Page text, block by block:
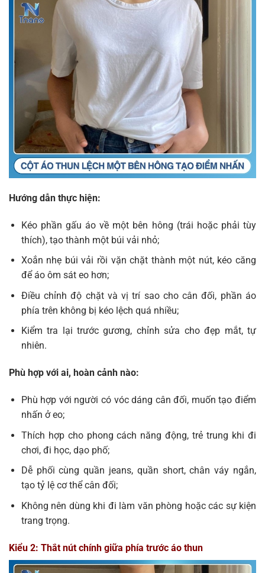
Hướng dẫn thực hiện:
Kéo phần gấu áo về một bên hông (trái hoặc phải tùy
thích), tạo thành một búi vải nhỏ;
Xoắn nhẹ búi vải rồi vặn chặt thành một nút, kéo căng
để áo ôm sát eo hơn;
Điều chỉnh độ chặt và vị trí sao cho cân đối, phần áo
phía trên không bị kéo lệch quá nhiều;
Kiểm tra lại trước gương, chỉnh sửa cho đẹp mắt, tự
nhiên.
Phù hợp với ai, hoàn cảnh nào:
Phù hợp với người có vóc dáng cân đối, muốn tạo điểm
nhấn ở eo;
Thích hợp cho phong cách năng động, trẻ trung khi đi
chơi, đi học, dạo phố;
Dễ phối cùng quần jeans, quần short, chân váy ngắn,
tạo tỷ lệ cơ thể cân đối;
Không nên dùng khi đi làm văn phòng hoặc các sự kiện
trang trọng.
Kiểu 2: Thắt nút chính giữa phía trước áo thun